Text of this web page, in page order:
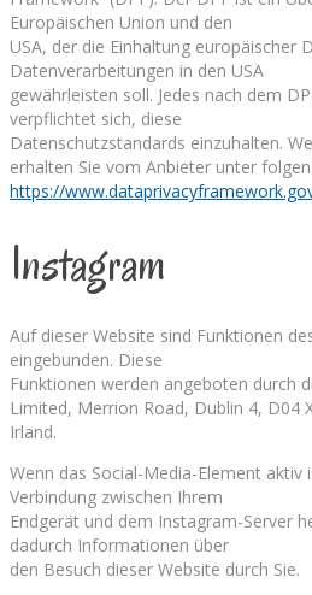
Europäischen Union und den
USA, der die Einhaltung europäischer
Datenverarbeitungen in den USA
gewährleisten soll. Jedes nach dem
verpflichtet sich, diese
Datenschutzstandards einzuhalten.
erhalten Sie vom Anbieter unter
https://
Instagram
Auf dieser Website sind Funktionen
eingebunden. Diese
Funktionen werden angeboten durch
Limited, Merrion Road, Dublin 4, D04
Irland.
Wenn das Social-Media-Element aktiv
Verbindung zwischen Ihrem
Endgerät und dem Instagram-Server
dadurch Informationen über
den Besuch dieser Website durch Sie.